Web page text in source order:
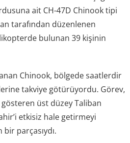
ait CH-47D Chinook tipi
tarafından düzenlenen
bulunan 39 kişinin
Chinook, bölgede saatlerdir
takviye götürüyordu. Görev,
üst düzey Taliban
etkisiz hale getirmeyi
parçasıydı.